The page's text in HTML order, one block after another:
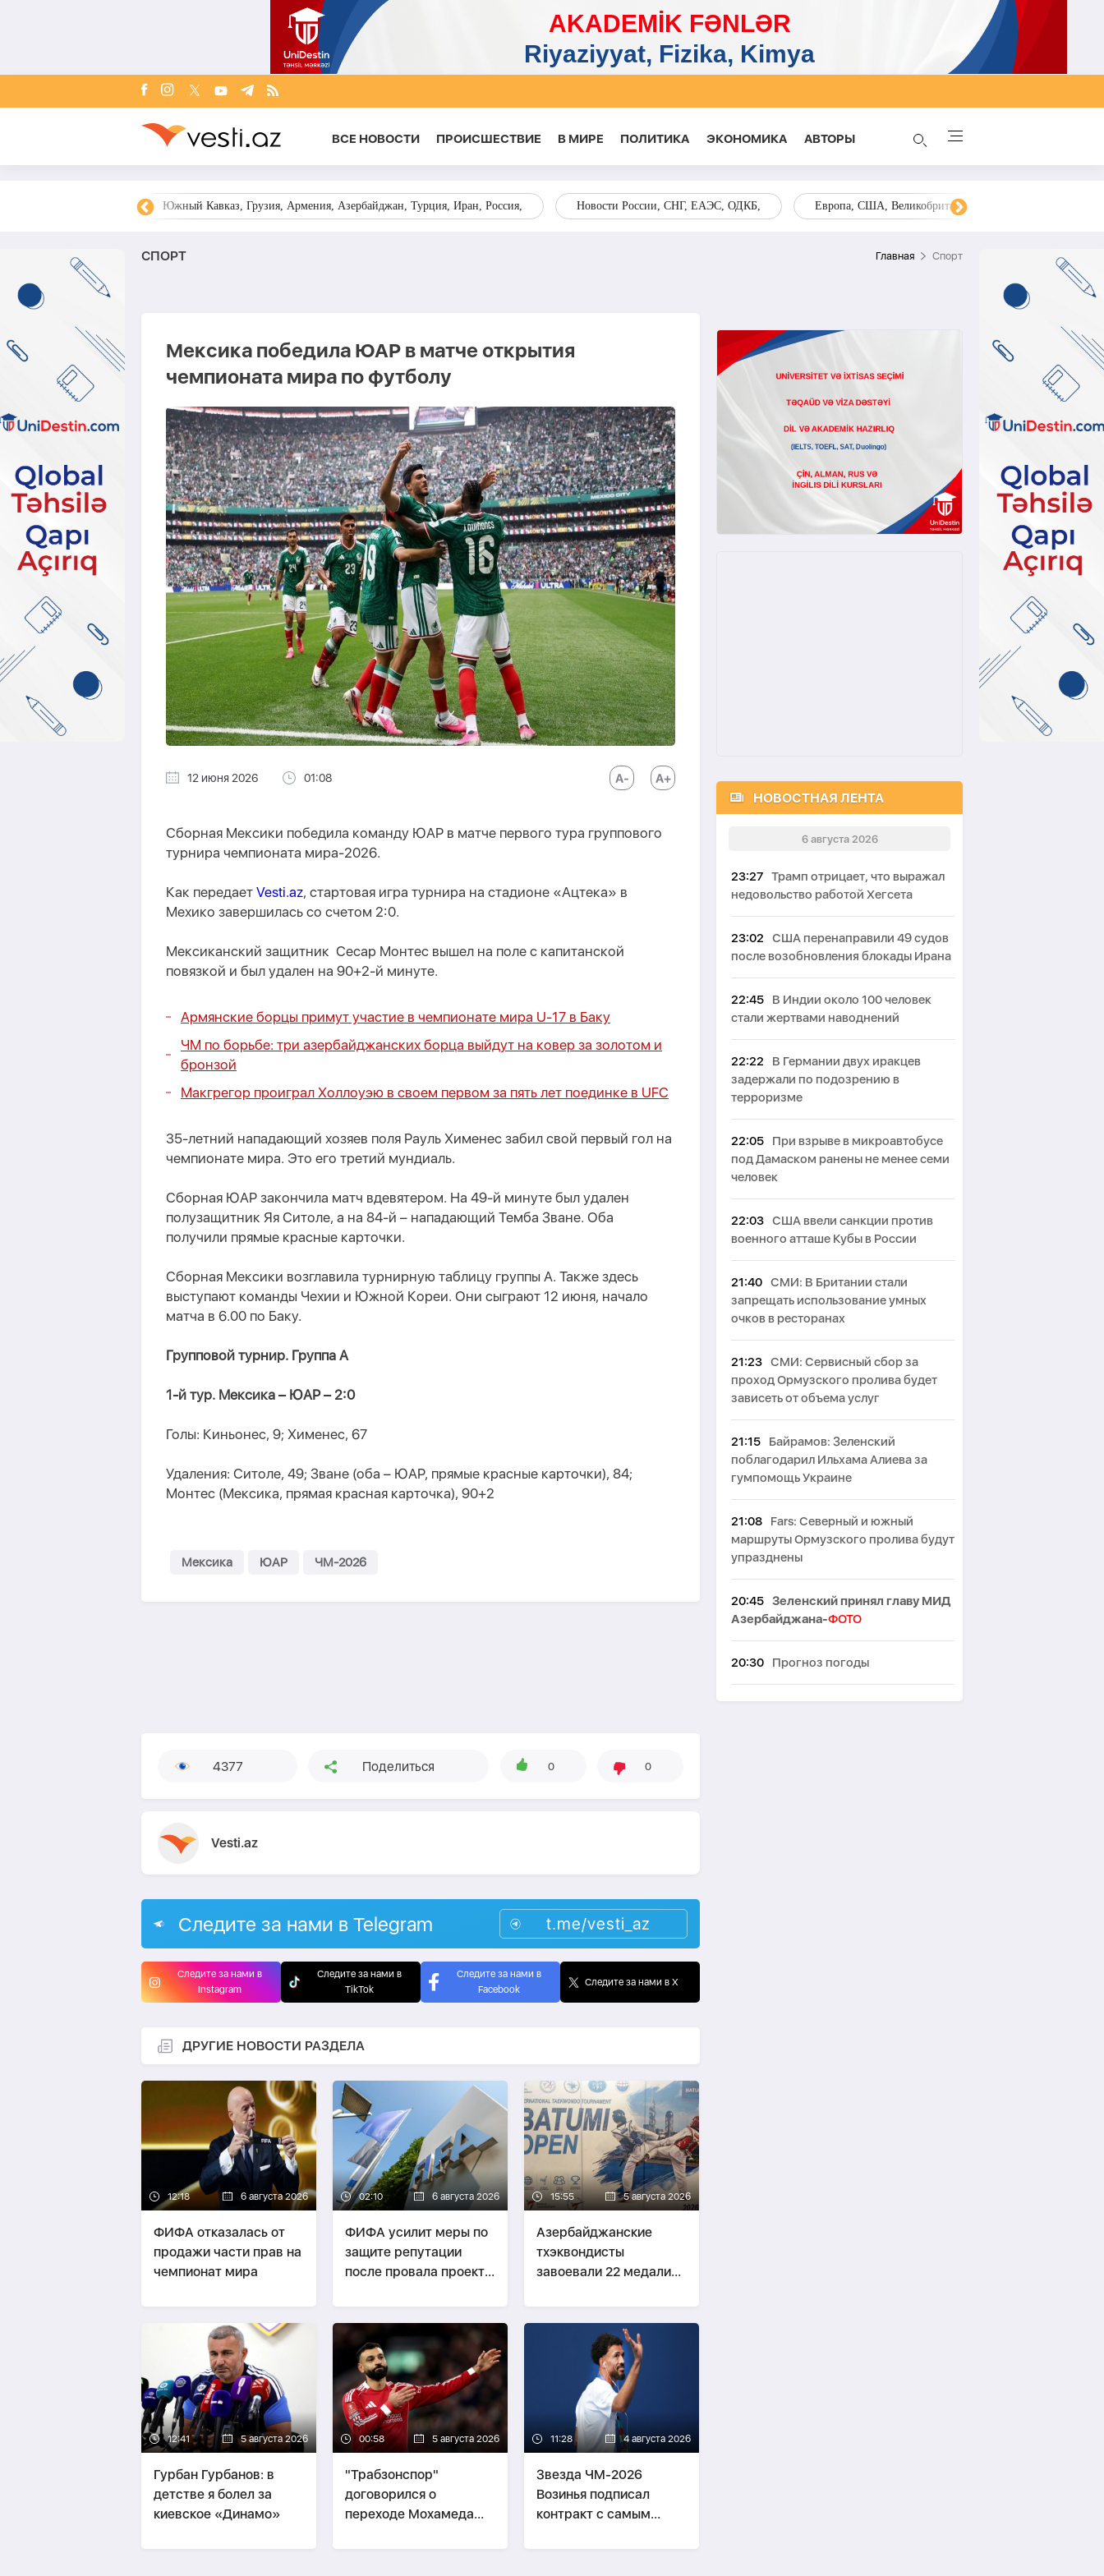
ВСЕ НОВОСТИ ПРОИСШЕСТВИЕ В МИРЕ ПОЛИТИКА ЭКОНОМИКА AВТОРЫ
Южный Кавказ, Грузия, Армения, Азербайджан, Турция, Иран, Россия, Новости России, СНГ, ЕАЭС, ОДКБ, Европа, США, Великобритания, Украина, Запад,
СПОРТ Главная Спорт
Мексика победила ЮАР в матче открытия
чемпионата мира по футболу
12 июня 2026 01:08
Сборная Мексики победила команду ЮАР в матче первого тура группового
турнира чемпионата мира-2026.
Как передает Vesti.az, стартовая игра турнира на стадионе «Ацтека» в
Мехико завершилась со счетом 2:0.
Мексиканский защитник Сесар Монтес вышел на поле с капитанской
повязкой и был удален на 90+2-й минуте.
Армянские борцы примут участие в чемпионате мира U-17 в Баку
ЧМ по борьбе: три азербайджанских борца выйдут на ковер за золотом и
бронзой
Макгрегор проиграл Холлоуэю в своем первом за пять лет поединке в UFC
35-летний нападающий хозяев поля Рауль Хименес забил свой первый гол на
чемпионате мира. Это его третий мундиаль.
Сборная ЮАР закончила матч вдевятером. На 49-й минуте был удален
полузащитник Яя Ситоле, а на 84-й – нападающий Темба Зване. Оба
получили прямые красные карточки.
Сборная Мексики возглавила турнирную таблицу группы А. Также здесь
выступают команды Чехии и Южной Кореи. Они сыграют 12 июня, начало
матча в 6.00 по Баку.
Групповой турнир. Группа А
1-й тур. Мексика – ЮАР – 2:0
Голы: Киньонес, 9; Хименес, 67
Удаления: Ситоле, 49; Зване (оба – ЮАР, прямые красные карточки), 84;
Монтес (Мексика, прямая красная карточка), 90+2
Мексика ЮАР ЧМ-2026
4377 Поделиться 0 0
Vesti.az
Следите за нами в Telegram t.me/vesti_az
Следите за нами в
Instagram
Следите за нами в
TikTok
Следите за нами в
Facebook
Следите за нами в X
ДРУГИЕ НОВОСТИ РАЗДЕЛА
12:18 6 августа 2026
ФИФА отказалась от
продажи части прав на
чемпионат мира
02:10 6 августа 2026
ФИФА усилит меры по
защите репутации
после провала проекта
15:55 5 августа 2026
Азербайджанские
тхэквондисты
завоевали 22 медали
12:41 5 августа 2026
Гурбан Гурбанов: в
детстве я болел за
киевское «Динамо»
00:58 5 августа 2026
"Трабзонспор"
договорился о
переходе Мохамеда
11:28 4 августа 2026
Звезда ЧМ-2026
Возинья подписал
контракт с самым
Чили
НОВОСТНАЯ ЛЕНТА
6 августа 2026
23:27 Трамп отрицает, что выражал
недовольство работой Хегсета
23:02
США перенаправили 49 судов
после возобновления блокады Ирана
22:45
В Индии около 100 человек
стали жертвами наводнений
22:22
В Германии двух иракцев
задержали по подозрению в
терроризме
22:05
При взрыве в микроавтобусе
под Дамаском ранены не менее семи
человек
22:03 США ввели санкции против
военного атташе Кубы в России
21:40 СМИ: В Британии стали
запрещать использование умных
очков в ресторанах
21:23 СМИ: Сервисный сбор за
проход Ормузского пролива будет
зависеть от объема услуг
21:15
Байрамов: Зеленский
поблагодарил Ильхама Алиева за
гумпомощь Украине
21:08
Fars: Северный и южный
маршруты Ормузского пролива будут
упразднены
20:45 Зеленский принял главу МИД
Азербайджана-ФОТО
20:30 Прогноз погоды
20:21 В Пиршаги 16-летний